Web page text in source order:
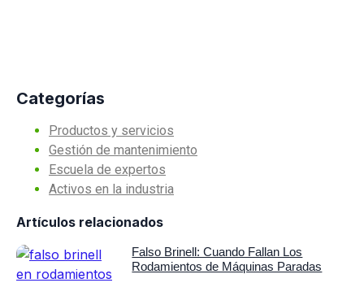
Categorías
Productos y servicios
Gestión de mantenimiento
Escuela de expertos
Activos en la industria
Artículos relacionados
Falso Brinell: Cuando Fallan Los
Rodamientos de Máquinas Paradas